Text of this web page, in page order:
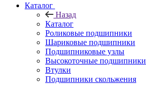
Каталог
Назад
Каталог
Роликовые подшипники
Шариковые подшипники
Подшипниковые узлы
Высокоточные подшипники
Втулки
Подшипники скольжения